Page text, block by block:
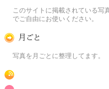
このサイトに掲載されている写
でご自由にお使いください。
写真を月ごとに整理してます。
RSS